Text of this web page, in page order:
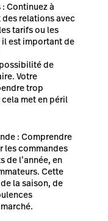
Continuez à
relations avec
tarifs ou les
est important de
de
Votre
trop
met en péril
: Comprendre
les commandes
de l’année, en
Cette
la saison, de